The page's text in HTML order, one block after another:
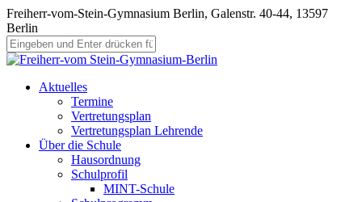
Freiherr-vom-Stein-Gymnasium Berlin, Galenstr. 40-44, 13597
Berlin
Aktuelles
Termine
Vertretungsplan
Vertretungsplan Lehrende
Über die Schule
Hausordnung
Schulprofil
MINT-Schule